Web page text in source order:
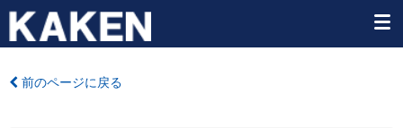
前のページに戻る